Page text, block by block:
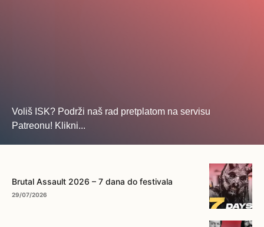
Voliš ISK? Podrži naš rad pretplatom na servisu
Patreonu! Klikni...
Brutal Assault 2026 – 7 dana do festivala
29/07/2026